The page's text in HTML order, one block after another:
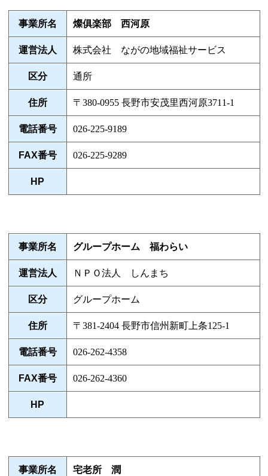
事業所名 燦俱楽部 西河原
運営法人 株式会社 ながの地域福祉サービス
区分 通所
住所 〒380-0955 長野市安茂里西河原3711-1
電話番号 026-225-9189
FAX番号 026-225-9289
HP
事業所名 グループホーム 福わらい
運営法人 ＮＰＯ法人 しんまち
区分 グループホーム
住所 〒381-2404 長野市信州新町上条125-1
電話番号 026-262-4358
FAX番号 026-262-4360
HP
事業所名 宅老所 潤